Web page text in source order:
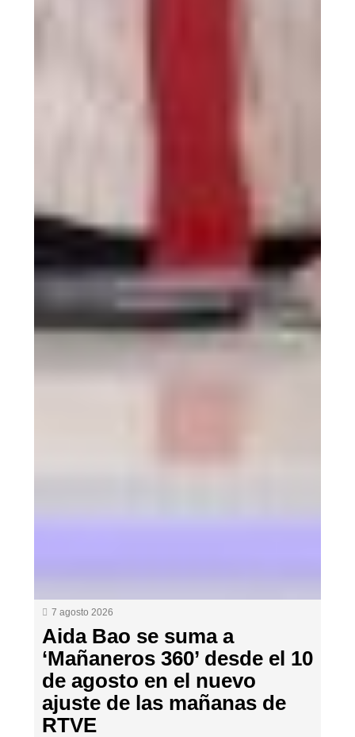
7 agosto 2026
Aida Bao se suma a
‘Mañaneros 360’ desde el 10
de agosto en el nuevo
ajuste de las mañanas de
RTVE